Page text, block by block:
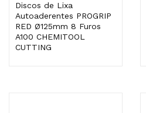
Discos de Lixa
Autoaderentes PROGRIP
RED Ø125mm 8 Furos
A100 CHEMITOOL
CUTTING